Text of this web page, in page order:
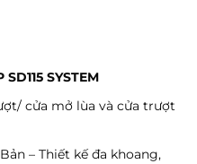
SYSTEM
cửa mở lùa và cửa trượt
– Thiết kế đa khoang,